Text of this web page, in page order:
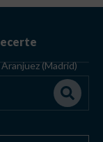
(Madrid)